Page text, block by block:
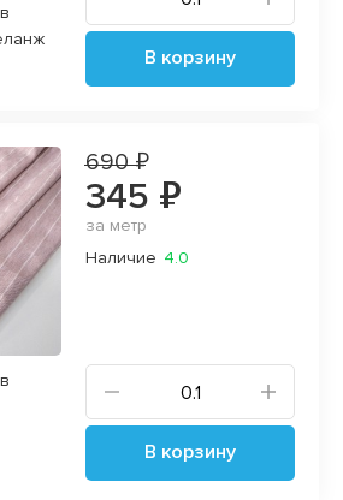
В корзину
690 ₽
345 ₽
за метр
Наличие 4.0
В корзину